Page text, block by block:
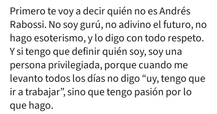
Primero te voy a decir quién no es Andrés
Rabossi. No soy gurú, no adivino el futuro, no
hago esoterismo, y lo digo con todo respeto.
Y si tengo que definir quién soy, soy una
persona privilegiada, porque cuando me
levanto todos los días no digo “uy, tengo que
ir a trabajar”, sino que tengo pasión por lo
que hago.